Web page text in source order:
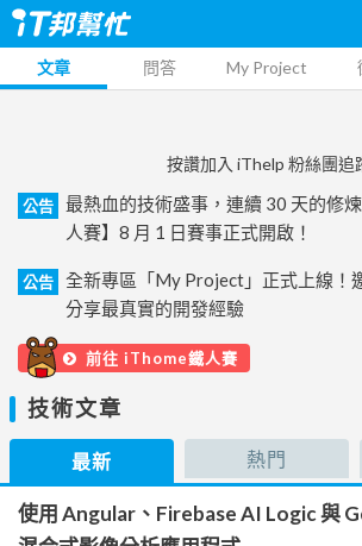
文章 問答 My Project
按讚加入 iThelp 粉絲團追
公告
最熱血的技術盛事，連續 30 天的修
人賽】8 月 1 日賽事正式開啟！
公告
全新專區「My Project」正式上線！
分享最真實的開發經驗
前往 iThome鐵人賽
技術文章
最新 熱門
使用 Angular、Firebase AI Logic 與